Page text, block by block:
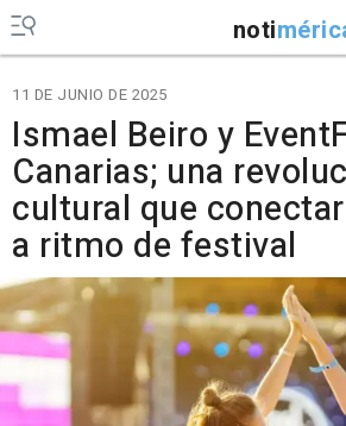
noti
11 DE JUNIO DE 2025
Ismael Beiro y
Canarias; una
cultural que
a ritmo de festival